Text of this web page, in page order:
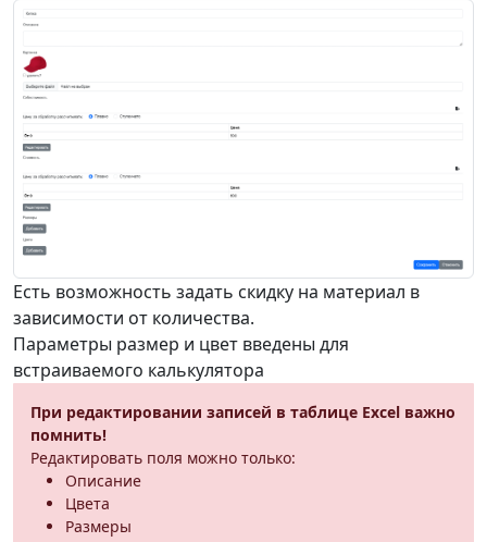
Есть возможность задать скидку на материал в
зависимости от количества.
Параметры размер и цвет введены для
встраиваемого калькулятора
При редактировании записей в таблице Excel важно
помнить!
Редактировать поля можно только:
Описание
Цвета
Размеры